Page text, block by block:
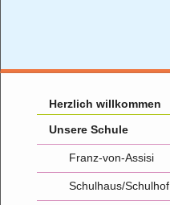
Herzlich willkommen
Unsere Schule
Franz-von-Assisi
Schulhaus/Schulhof